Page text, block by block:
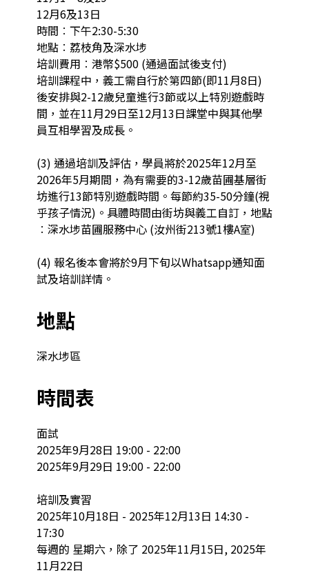
12月6及13日
時間︰下午2:30-5:30
地點︰荔枝角及深水埗
培訓費用︰港幣$500 (通過面試後支付)
培訓課程中，義工需自行於第四節(即11月8日)
後安排與2-12歲兒童進行3節或以上特別遊戲時
間，並在11月29日至12月13日課堂中與其他學
員互相學習及成長。
(3) 通過培訓及評估，學員將於2025年12月至
2026年5月期間，為有需要的3-12歲苗圃基層街
坊進行13節特別遊戲時間。每節約35-50分鐘(視
乎孩子情況)。具體時間由街坊與義工自訂，地點
︰深水埗苗圃服務中心 (汝州街213號1樓A室)
(4) 報名後本會將於9月下旬以Whatsapp通知面
試及培訓詳情。
地點
深水埗區
時間表
面試
2025年9月28日 19:00 - 22:00
2025年9月29日 19:00 - 22:00
培訓及實習
2025年10月18日 - 2025年12月13日 14:30 -
17:30
每週的 星期六，除了 2025年11月15日, 2025年
11月22日